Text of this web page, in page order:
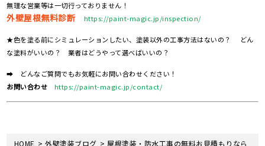
無理な営業等は一切行っておりません！
外壁屋根無料診断 https://paint-magic.jp/inspection/
★色を塗る前にシミュレーションしたい、塗装以外の工事方法はないの？ どん
な塗料がいいの？ 業者はどうやって選べばいいの？
➡ どんなご質問でもお気軽にお問い合わせください！
お問い合わせ
https://paint-magic.jp/contact/
HOME >外壁塗装ブログ >屋根塗装・防水工事の無料お見積もりなら